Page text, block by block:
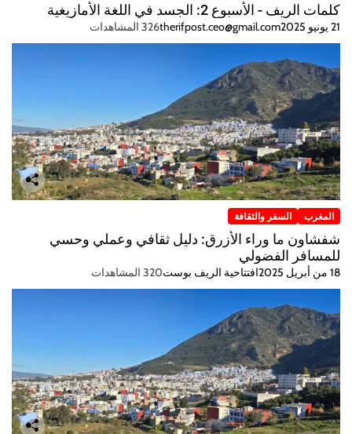
كلمات الريف - الأسبوع 2: الجسد في اللغة الأمازيغية
21 يونيو 2025 therifpost.ceo@gmail.com326 المشاهدات
المغرب السفر والثقافة
شفشاون ما وراء الأزرق: دليل ثقافي وعملي وحسي
للمسافر الفضولي
18 من أبريل 2025 افتتاحية الريف بوست320 المشاهدات